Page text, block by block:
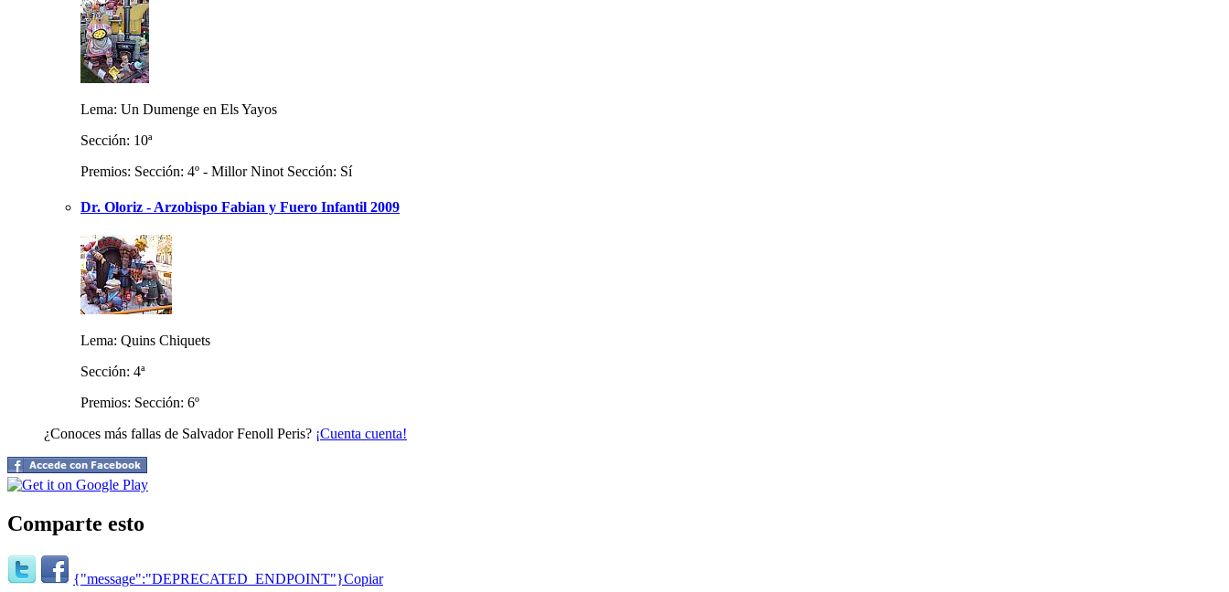
Lema: Un Dumenge en Els Yayos
Sección: 10ª
Premios: Sección: 4º - Millor Ninot Sección: Sí
Dr. Oloriz - Arzobispo Fabian y Fuero Infantil 2009
Lema: Quins Chiquets
Sección: 4ª
Premios: Sección: 6º
¿Conoces más fallas de Salvador Fenoll Peris? ¡Cuenta cuenta!
Comparte esto
{"message":"DEPRECATED_ENDPOINT"}Copiar